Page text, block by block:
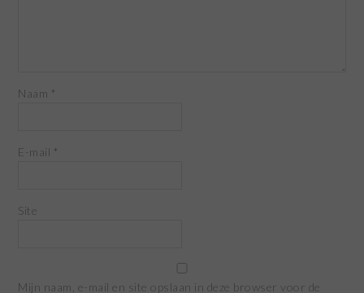
Naam *
E-mail *
Site
Mijn naam, e-mail en site opslaan in deze browser voor de